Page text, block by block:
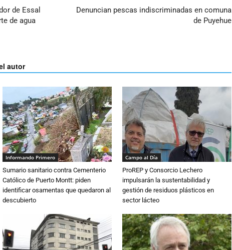
de Essal
de agua
Denuncian pescas indiscriminadas en comuna
de Puyehue
autor
Informando Primero
Sumario sanitario contra Cementerio
Católico de Puerto Montt: piden
identificar osamentas que quedaron al
descubierto
Campo al Día
ProREP y Consorcio Lechero
impulsarán la sustentabilidad y
gestión de residuos plásticos en
sector lácteo